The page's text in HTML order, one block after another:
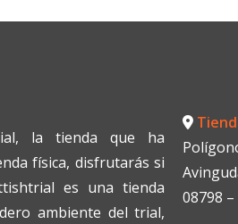
la tienda que ha
física, disfrutarás si
es una tienda
ambiente del trial,
08798